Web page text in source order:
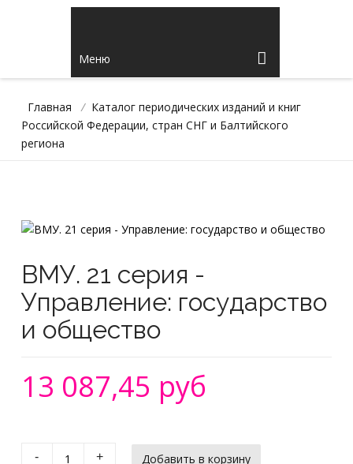
Меню
Главная / Каталог периодических изданий и книг
Российской Федерации, стран СНГ и Балтийского
региона
ВМУ. 21 серия -
Управление: государство
и общество
13 087,45 руб
- +